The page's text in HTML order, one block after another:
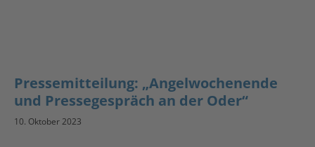
Pressemitteilung: „Angelwochenende
und Pressegespräch an der Oder“
10. Oktober 2023